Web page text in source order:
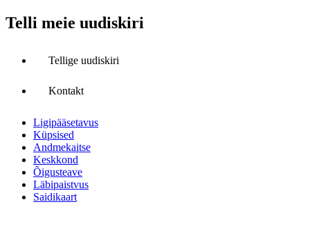
Telli meie uudiskiri
Tellige uudiskiri
Kontakt
Ligipääsetavus
Küpsised
Andmekaitse
Keskkond
Õigusteave
Läbipaistvus
Saidikaart